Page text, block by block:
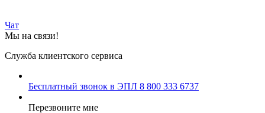
Чат
Мы на связи!
Служба клиентского сервиса
Бесплатный звонок в ЭПЛ 8 800 333 6737
Перезвоните мне